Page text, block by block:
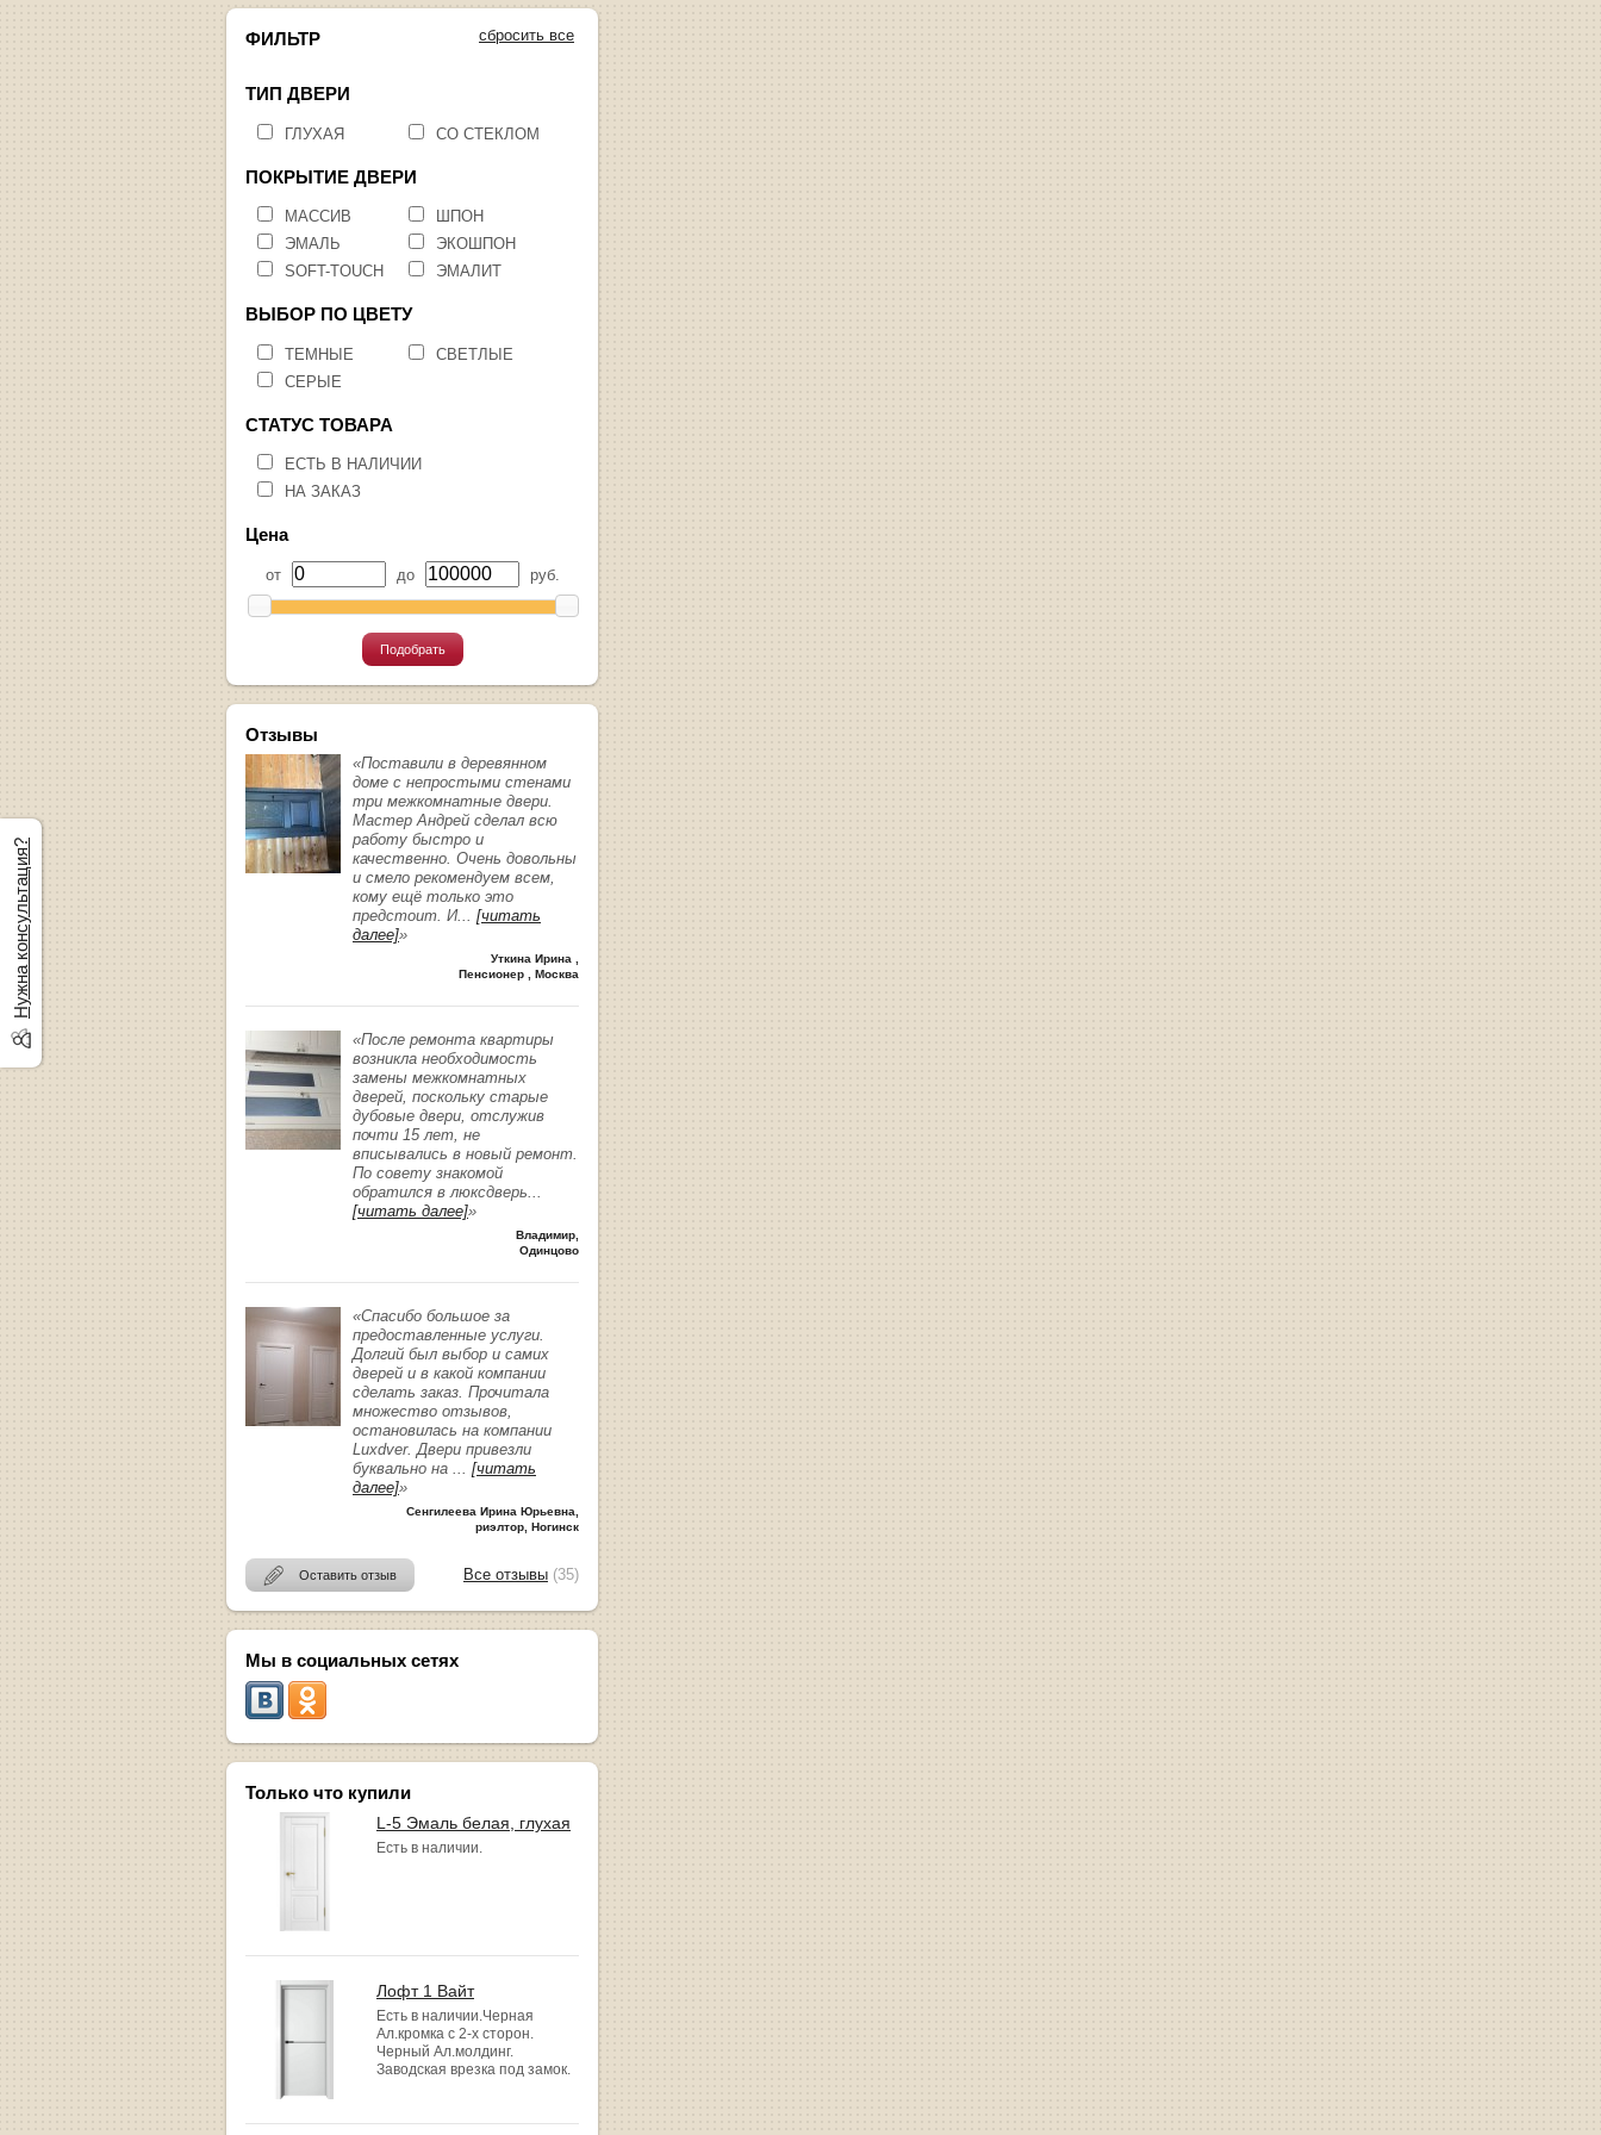
сбросить все
ФИЛЬТР
ТИП ДВЕРИ
ГЛУХАЯ СО СТЕКЛОМ
ПОКРЫТИЕ ДВЕРИ
МАССИВ
ШПОН
ЭМАЛЬ
ЭКОШПОН
SOFT-TOUCH
ЭМАЛИТ
ВЫБОР ПО ЦВЕТУ
ТЕМНЫЕ
СВЕТЛЫЕ
СЕРЫЕ
СТАТУС ТОВАРА
ЕСТЬ В НАЛИЧИИ
НА ЗАКАЗ
Цена
от до руб.
Подобрать
Отзывы
«Поставили в деревянном
доме с непростыми стенами
три межкомнатные двери.
Мастер Андрей сделал всю
работу быстро и
качественно. Очень довольны
и смело рекомендуем всем,
кому ещё только это
предстоит. И... [читать
далее]»
Уткина Ирина ,
Пенсионер , Москва
«После ремонта квартиры
возникла необходимость
замены межкомнатных
дверей, поскольку старые
дубовые двери, отслужив
почти 15 лет, не
вписывались в новый ремонт.
По совету знакомой
обратился в люксдверь...
[читать далее]»
Владимир,
Одинцово
«Спасибо большое за
предоставленные услуги.
Долгий был выбор и самих
дверей и в какой компании
сделать заказ. Прочитала
множество отзывов,
остановилась на компании
Luxdver. Двери привезли
буквально на ... [читать
далее]»
Сенгилеева Ирина Юрьевна,
риэлтор, Ногинск
Оставить отзыв Все отзывы (35)
Мы в социальных сетях
Только что купили
L-5 Эмаль белая, глухая
Есть в наличии.
Лофт 1 Вайт
Есть в наличии.Черная
Ал.кромка с 2-х сторон.
Черный Ал.молдинг.
Заводская врезка под замок.
Нужна консультация?